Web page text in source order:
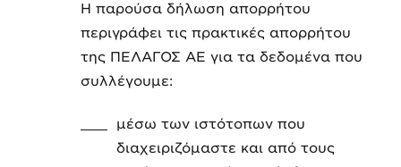
Η παρούσα δήλωση απορρήτου
περιγράφει τις πρακτικές απορρήτου
της ΠΕΛΑΓΟΣ ΑΕ για τα δεδομένα που
συλλέγουμε:
μέσω των ιστότοπων που
διαχειριζόμαστε και από τους